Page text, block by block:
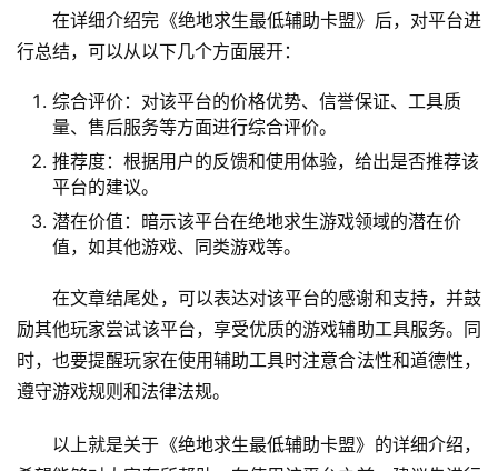
在详细介绍完《绝地求生最低辅助卡盟》后，对平台进
行总结，可以从以下几个方面展开：
综合评价：对该平台的价格优势、信誉保证、工具质
量、售后服务等方面进行综合评价。
推荐度：根据用户的反馈和使用体验，给出是否推荐该
平台的建议。
潜在价值：暗示该平台在绝地求生游戏领域的潜在价
值，如其他游戏、同类游戏等。
在文章结尾处，可以表达对该平台的感谢和支持，并鼓
励其他玩家尝试该平台，享受优质的游戏辅助工具服务。同
时，也要提醒玩家在使用辅助工具时注意合法性和道德性，
遵守游戏规则和法律法规。
以上就是关于《绝地求生最低辅助卡盟》的详细介绍，